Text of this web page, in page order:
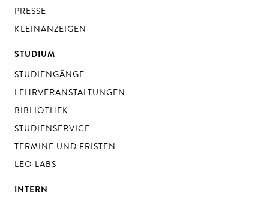
PRESSE
KLEINANZEIGEN
STUDIUM
STUDIENGÄNGE
LEHRVERANSTALTUNGEN
BIBLIOTHEK
STUDIENSERVICE
TERMINE UND FRISTEN
LEO LABS
INTERN